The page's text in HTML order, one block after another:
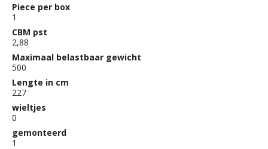
Piece per box
1
CBM pst
2,88
Maximaal belastbaar gewicht
500
Lengte in cm
227
wieltjes
0
gemonteerd
1